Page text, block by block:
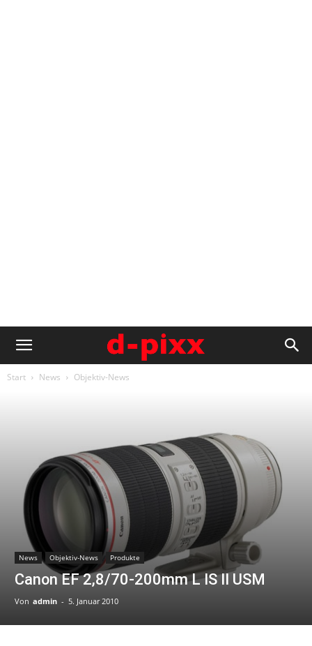
Start News Objektiv-News
News Objektiv-News Produkte
Canon EF 2,8/70-200mm L IS II USM
Von admin - 5. Januar 2010